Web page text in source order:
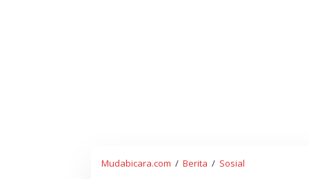
Mudabicara.com / Berita / Sosial